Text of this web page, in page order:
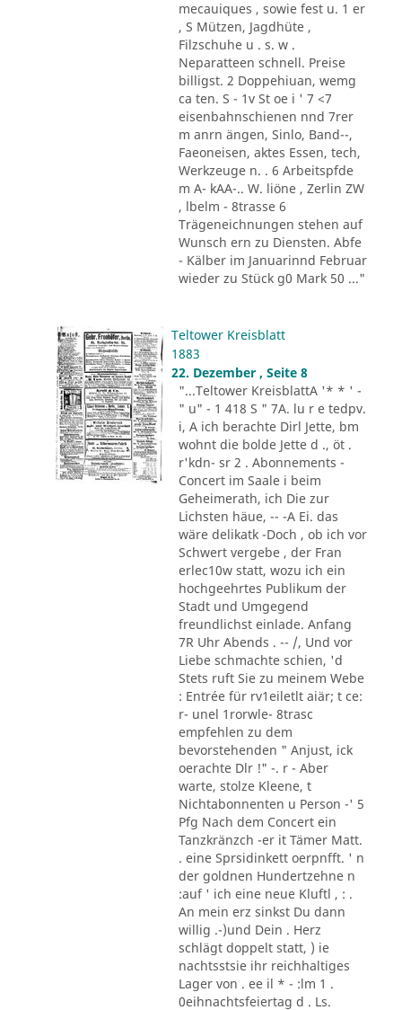
mecauiques , sowie fest u. 1 er
, S Mützen, Jagdhüte ,
Filzschuhe u . s. w .
Neparatteen schnell. Preise
billigst. 2 Doppehiuan, wemg
ca ten. S - 1v St oe i ' 7 <7
eisenbahnschienen nnd 7rer
m anrn ängen, Sinlo, Band--,
Faeoneisen, aktes Essen, tech,
Werkzeuge n. . 6 Arbeitspfde
m A- kAA-.. W. liöne , Zerlin ZW
, lbelm - 8trasse 6
Trägeneichnungen stehen auf
Wunsch ern zu Diensten. Abfe
- Kälber im Januarinnd Februar
wieder zu Stück g0 Mark 50 ..."
Teltower Kreisblatt
1883
22. Dezember , Seite 8
"...Teltower KreisblattA '* * ' -
" u" - 1 418 S " 7A. lu r e tedpv.
i, A ich berachte Dirl Jette, bm
wohnt die bolde Jette d ., öt .
r'kdn- sr 2 . Abonnements -
Concert im Saale i beim
Geheimerath, ich Die zur
Lichsten häue, -- -A Ei. das
wäre delikatk -Doch , ob ich vor
Schwert vergebe , der Fran
erlec10w statt, wozu ich ein
hochgeehrtes Publikum der
Stadt und Umgegend
freundlichst einlade. Anfang
7R Uhr Abends . -- /, Und vor
Liebe schmachte schien, 'd
Stets ruft Sie zu meinem Webe
: Entrée für rv1eiletlt aiär; t ce:
r- unel 1rorwle- 8trasc
empfehlen zu dem
bevorstehenden " Anjust, ick
oerachte Dlr !" -. r - Aber
warte, stolze Kleene, t
Nichtabonnenten u Person -' 5
Pfg Nach dem Concert ein
Tanzkränzch -er it Tämer Matt.
. eine Sprsidinkett oerpnfft. ' n
der goldnen Hundertzehne n
:auf ' ich eine neue Kluftl , : .
An mein erz sinkst Du dann
willig .-)und Dein . Herz
schlägt doppelt statt, ) ie
nachtsstsie ihr reichhaltiges
Lager von . ee il * - :lm 1 .
0eihnachtsfeiertag d . Ls.